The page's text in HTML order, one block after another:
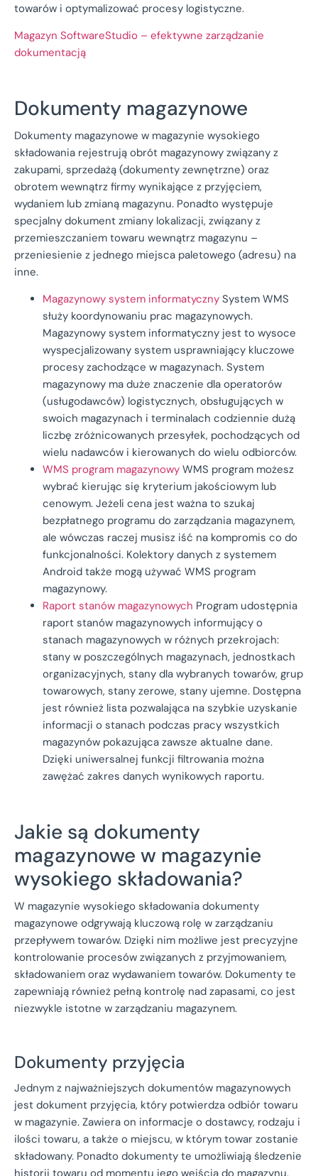
towarów i optymalizować procesy logistyczne.
Magazyn SoftwareStudio – efektywne zarządzanie
dokumentacją
Dokumenty magazynowe
Dokumenty magazynowe w magazynie wysokiego
składowania rejestrują obrót magazynowy związany z
zakupami, sprzedażą (dokumenty zewnętrzne) oraz
obrotem wewnątrz firmy wynikające z przyjęciem,
wydaniem lub zmianą magazynu. Ponadto występuje
specjalny dokument zmiany lokalizacji, związany z
przemieszczaniem towaru wewnątrz magazynu –
przeniesienie z jednego miejsca paletowego (adresu) na
inne.
Magazynowy system informatyczny System WMS
służy koordynowaniu prac magazynowych.
Magazynowy system informatyczny jest to wysoce
wyspecjalizowany system usprawniający kluczowe
procesy zachodzące w magazynach. System
magazynowy ma duże znaczenie dla operatorów
(usługodawców) logistycznych, obsługujących w
swoich magazynach i terminalach codziennie dużą
liczbę zróżnicowanych przesyłek, pochodzących od
wielu nadawców i kierowanych do wielu odbiorców.
WMS program magazynowy WMS program możesz
wybrać kierując się kryterium jakościowym lub
cenowym. Jeżeli cena jest ważna to szukaj
bezpłatnego programu do zarządzania magazynem,
ale wówczas raczej musisz iść na kompromis co do
funkcjonalności. Kolektory danych z systemem
Android także mogą używać WMS program
magazynowy.
Raport stanów magazynowych Program udostępnia
raport stanów magazynowych informujący o
stanach magazynowych w różnych przekrojach:
stany w poszczególnych magazynach, jednostkach
organizacyjnych, stany dla wybranych towarów, grup
towarowych, stany zerowe, stany ujemne. Dostępna
jest również lista pozwalająca na szybkie uzyskanie
informacji o stanach podczas pracy wszystkich
magazynów pokazująca zawsze aktualne dane.
Dzięki uniwersalnej funkcji filtrowania można
zawężać zakres danych wynikowych raportu.
Jakie są dokumenty
magazynowe w magazynie
wysokiego składowania?
W magazynie wysokiego składowania dokumenty
magazynowe odgrywają kluczową rolę w zarządzaniu
przepływem towarów. Dzięki nim możliwe jest precyzyjne
kontrolowanie procesów związanych z przyjmowaniem,
składowaniem oraz wydawaniem towarów. Dokumenty te
zapewniają również pełną kontrolę nad zapasami, co jest
niezwykle istotne w zarządzaniu magazynem.
Dokumenty przyjęcia
Jednym z najważniejszych dokumentów magazynowych
jest dokument przyjęcia, który potwierdza odbiór towaru
w magazynie. Zawiera on informacje o dostawcy, rodzaju i
ilości towaru, a także o miejscu, w którym towar zostanie
składowany. Ponadto dokumenty te umożliwiają śledzenie